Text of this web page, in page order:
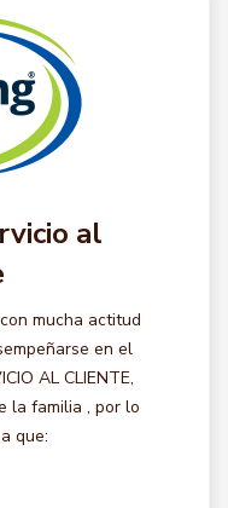
al
mucha actitud
en el
AL CLIENTE,
la familia , por lo
que: